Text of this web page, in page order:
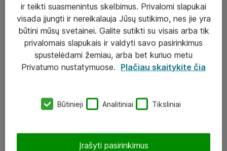
Sprendimai
Įgyvendinti projektai
Atea ekspertų patarimai verslui
eShop@atea.lt
ir teikti suasmenintus skelbimus. Privalomi slapukai
visada įjungti ir nereikalauja Jūsų sutikimo, nes jie yra
būtini mūsų svetainei. Galite sutikti su visais arba tik
privalomais slapukais ir valdyti savo pasirinkimus
spustelėdami žemiau, arba bet kuriuo metu
Privatumo nustatymuose. Plačiau skaitykite čia
Būtinieji Analitiniai Tiksliniai
Įrašyti pasirinkimus